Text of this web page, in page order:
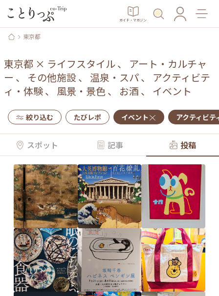
ガイド・マガジン
東京都
東京都 × ライフスタイル、 アート・カルチャ
ー 、 その他施設、 温泉・スパ、 アクティビテ
ィ・体験、 風景・景色、 お酒 、 イベント
絞り込む たびレポ イベント アクティビテ
スポット 記事 投稿